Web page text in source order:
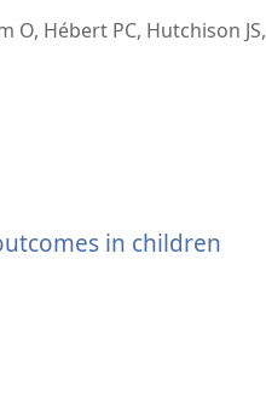
O, Hébert PC, Hutchison JS,
in children